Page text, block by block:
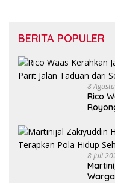
BERITA POPULER
8
Rico
8 Juli